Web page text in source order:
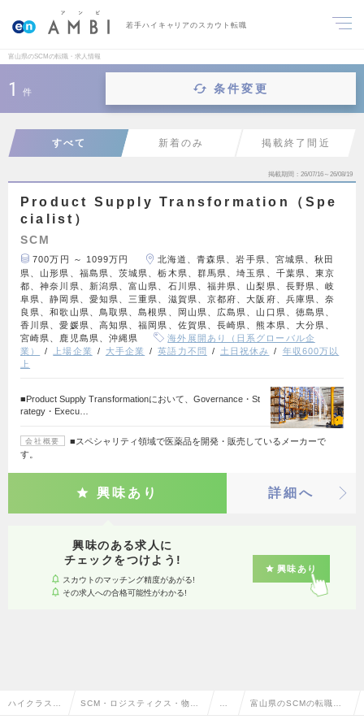
若手ハイキャリアのスカウト転職
富山県のSCMの転職・求人情報
1 件 条件変更
すべて 新着のみ 掲載終了間近
掲載期間 26/07/16～26/08/19
Product Supply Transformation（Spe
cialist）
SCM
700万円 ～ 1099万円
北海道、青森県、岩手県、宮城県、秋田
県、山形県、福島県、茨城県、栃木県、群馬県、埼玉県、千葉県、東京
都、神奈川県、新潟県、富山県、石川県、福井県、山梨県、長野県、岐
阜県、静岡県、愛知県、三重県、滋賀県、京都府、大阪府、兵庫県、奈
良県、和歌山県、鳥取県、島根県、岡山県、広島県、山口県、徳島県、
香川県、愛媛県、高知県、福岡県、佐賀県、長崎県、熊本県、大分県、
宮崎県、鹿児島県、沖縄県
海外展開あり（日系グローバル企
業）
上場企業 大手企業 英語力不問 土日祝休み
年収600万以
上
■Product Supply Transformationにおいて、Governance・St
rategy・Execu…
会社概要
■スペシャリティ領域で医薬品を開発・販売しているメーカーで
す。
興味あり 詳細へ
興味のある求人に
チェックをつけよう!
スカウトのマッチング精度があがる!
その求人への合格可能性がわかる!
興味あり
ハイクラス求 SCM・ロジスティクス・物 富山県のSCMの転職・